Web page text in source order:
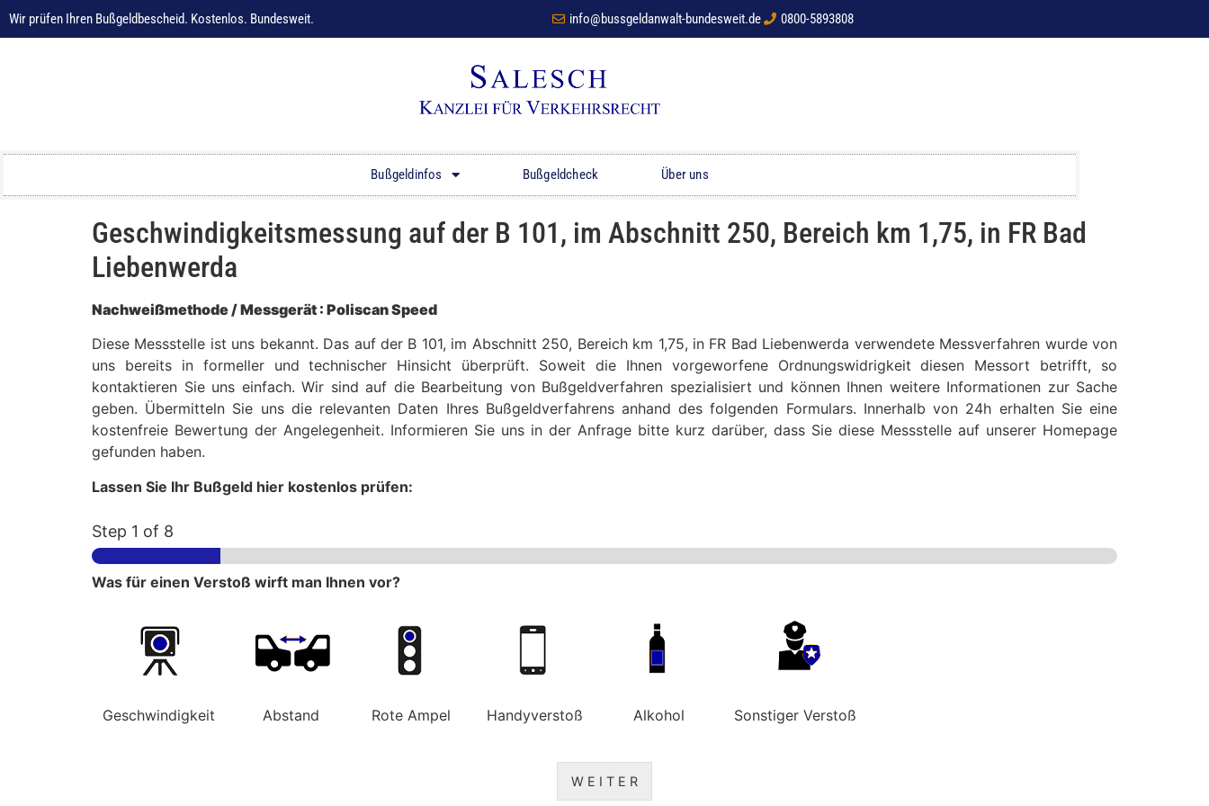
Wir prüfen Ihren Bußgeldbescheid. Kostenlos. Bundesweit. info@bussgeldanwalt-bundesweit.de 0800-5893808
Bußgeldinfos Bußgeldcheck Über uns
Geschwindigkeitsmessung auf der B 101, im Abschnitt 250, Bereich km 1,75, in FR Bad
Liebenwerda
Nachweißmethode / Messgerät : Poliscan Speed
Diese Messstelle ist uns bekannt. Das auf der B 101, im Abschnitt 250, Bereich km 1,75, in FR Bad Liebenwerda verwendete Messverfahren wurde von
uns bereits in formeller und technischer Hinsicht überprüft. Soweit die Ihnen vorgeworfene Ordnungswidrigkeit diesen Messort betrifft, so
kontaktieren Sie uns einfach. Wir sind auf die Bearbeitung von Bußgeldverfahren spezialisiert und können Ihnen weitere Informationen zur Sache
geben. Übermitteln Sie uns die relevanten Daten Ihres Bußgeldverfahrens anhand des folgenden Formulars. Innerhalb von 24h erhalten Sie eine
kostenfreie Bewertung der Angelegenheit. Informieren Sie uns in der Anfrage bitte kurz darüber, dass Sie diese Messstelle auf unserer Homepage
gefunden haben.
Lassen Sie Ihr Bußgeld hier kostenlos prüfen:
Step 1 of 8
Was für einen Verstoß wirft man Ihnen vor?
Geschwindigkeit Abstand Rote Ampel Handyverstoß Alkohol Sonstiger Verstoß
W E I T E R